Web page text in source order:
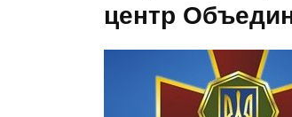
центр